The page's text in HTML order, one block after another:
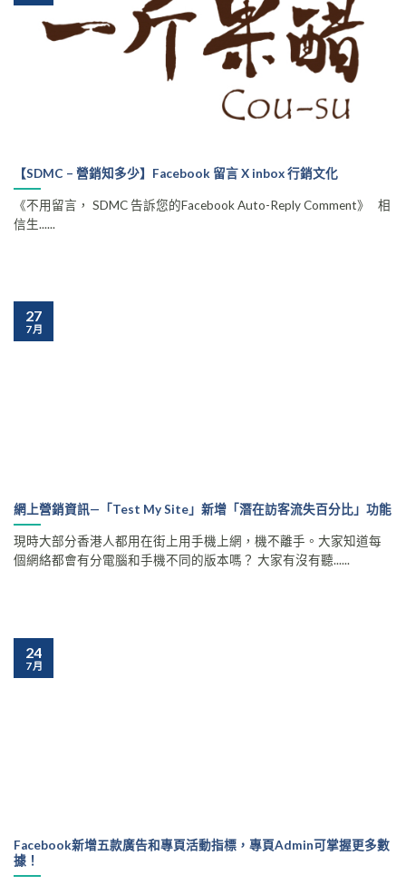
【SDMC – 營銷知多少】Facebook 留言 X inbox 行銷文化
《不用留言， SDMC 告訴您的Facebook Auto-Reply Comment》 相
信生......
網上營銷資訊—「Test My Site」新增「潛在訪客流失百分比」功能
現時大部分香港人都用在街上用手機上網，機不離手。大家知道每
個網絡都會有分電腦和手機不同的版本嗎？ 大家有沒有聽......
27
7 月
Facebook新增五款廣告和專頁活動指標，專頁Admin可掌握更多數
據！
24
7 月